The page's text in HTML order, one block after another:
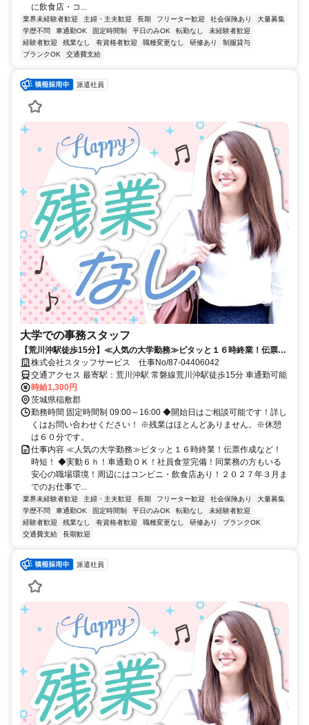
に飲食店・コ...
業界未経験者歓迎 主婦・主夫歓迎 長期 フリーター歓迎 社会保険あり
大量募集
学歴不問
車通勤OK 固定時間制 平日のみOK 転勤なし
未経験者歓迎
経験者歓迎
残業なし 有資格者歓迎 職種変更なし 研修あり
制服貸与
ブランクOK
交通費支給
派遣社員
大学での事務スタッフ
【荒川沖駅徒歩15分】≪人気の大学勤務≫ピタッと１６時終業！伝票作
成など！時短！
株式会社スタッフサービス 仕事No/87-04406042
交通アクセス 最寄駅：荒川沖駅 常磐線荒川沖駅徒歩15分 車通勤可能
時給1,300円
茨城県稲敷郡
勤務時間 固定時間制 09:00～16:00 ◆開始日はご相談可能です！詳し
くはお問い合わせください！ ※残業はほとんどありません。※休憩
は６０分です。
仕事内容 ≪人気の大学勤務≫ピタッと１６時終業！伝票作成など！
時短！ ◆実動６ｈ！車通勤ＯＫ！社員食堂完備！同業務の方もいる
安心の職場環境！周辺にはコンビニ・飲食店あり！２０２７年３月ま
でのお仕事で...
業界未経験者歓迎 主婦・主夫歓迎 長期 フリーター歓迎 社会保険あり
大量募集
学歴不問
車通勤OK 固定時間制 平日のみOK 転勤なし
未経験者歓迎
経験者歓迎
残業なし 有資格者歓迎 職種変更なし 研修あり
ブランクOK
交通費支給
長期歓迎
派遣社員